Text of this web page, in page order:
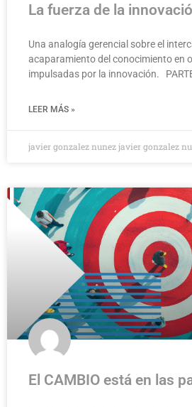
La fuerza de la
Una analogía gerencial sobre el
acaparamiento del conocimiento en
impulsadas por la innovación.
LEER MÁS »
javier gonzalez nunez javier gonzalez
El CAMBIO está en las